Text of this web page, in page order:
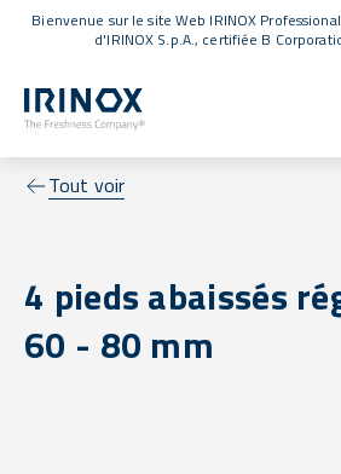
Bienvenue sur le site Web IRINOX
d'IRINOX S.p.A., certifiée B
Tout voir
4 pieds abaissés
60 - 80 mm